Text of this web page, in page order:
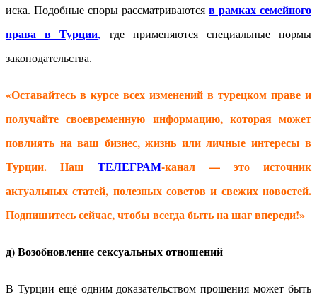
иска. Подобные споры рассматриваются в рамках семейного
права в Турции, где применяются специальные нормы
законодательства.
«Оставайтесь в курсе всех изменений в турецком праве и
получайте своевременную информацию, которая может
повлиять на ваш бизнес, жизнь или личные интересы в
Турции. Наш ТЕЛЕГРАМ-канал— это источник
актуальных статей, полезных советов и свежих новостей.
Подпишитесь сейчас, чтобы всегда быть на шаг впереди!»
д) Возобновление сексуальных отношений
В Турции ещё одним доказательством прощения может быть